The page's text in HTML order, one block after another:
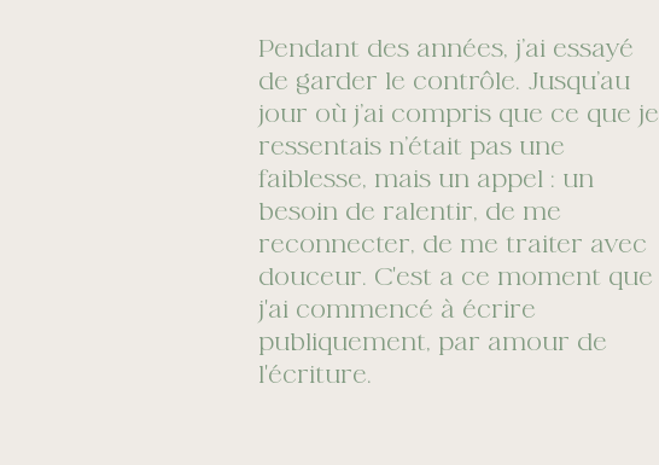
Pendant des années, j’ai essayé
de garder le contrôle. Jusqu’au
jour où j’ai compris que ce que je
ressentais n’était pas une
faiblesse, mais un appel : un
besoin de ralentir, de me
reconnecter, de me traiter avec
douceur. C'est a ce moment que
j'ai commencé à écrire
publiquement, par amour de
l'écriture.